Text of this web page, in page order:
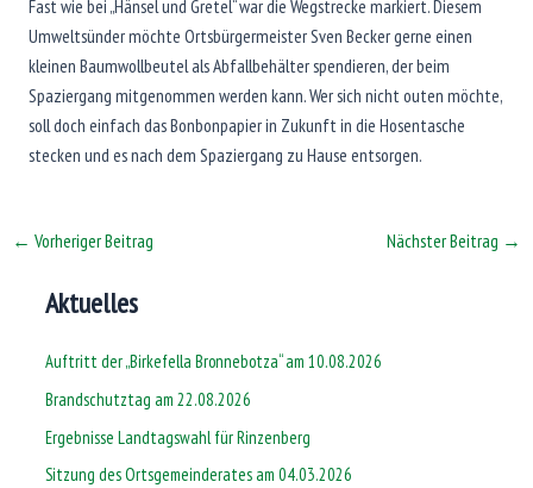
Fast wie bei „Hänsel und Gretel“ war die Wegstrecke markiert. Diesem
Umweltsünder möchte Ortsbürgermeister Sven Becker gerne einen
kleinen Baumwollbeutel als Abfallbehälter spendieren, der beim
Spaziergang mitgenommen werden kann. Wer sich nicht outen möchte,
soll doch einfach das Bonbonpapier in Zukunft in die Hosentasche
stecken und es nach dem Spaziergang zu Hause entsorgen.
← Vorheriger Beitrag Nächster Beitrag →
Aktuelles
Auftritt der „Birkefella Bronnebotza“ am 10.08.2026
Brandschutztag am 22.08.2026
Ergebnisse Landtagswahl für Rinzenberg
Sitzung des Ortsgemeinderates am 04.03.2026